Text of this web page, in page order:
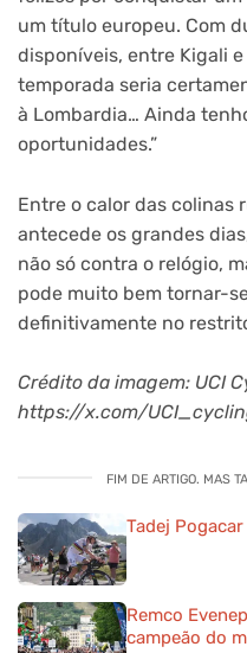
um título europeu. Com
disponíveis, entre Kigali
temporada seria
à Lombardia… Ainda
oportunidades.”
Entre o calor das colinas
antecede os grandes
não só contra o relógio,
pode muito bem tornar-
definitivamente no
Crédito da imagem: UCI
https://x.com/
FIM DE ARTIGO. MAS
Tadej
Remco
campeão do